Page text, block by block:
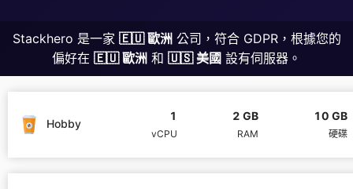
MariaDB
Mattermost
Stackhero 是一家 🇪🇺 歐洲 公司，符合 GDPR，根據您的
偏好在 🇪🇺 歐洲 和 🇺🇸 美國 設有伺服器。
Hobby
1
vCPU
2 GB
RAM
10 GB
硬碟